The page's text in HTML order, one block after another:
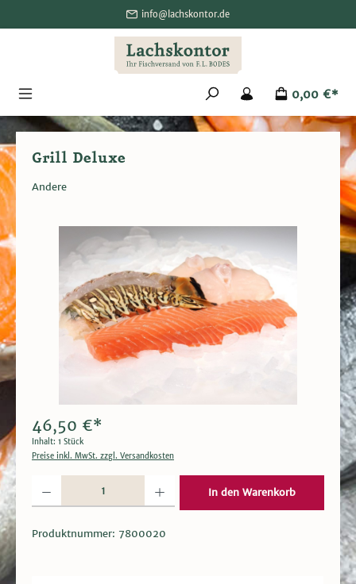
info@lachskontor.de
0,00 €*
Grill Deluxe
Andere
Bildergalerie überspringen
46,50 €*
Inhalt: 1 Stück
Preise inkl. MwSt. zzgl. Versandkosten
Produkt Anzahl: Gib den gewünschten Wert ein oder benutze die Schaltflächen um
In den Warenkorb
Produktnummer: 7800020